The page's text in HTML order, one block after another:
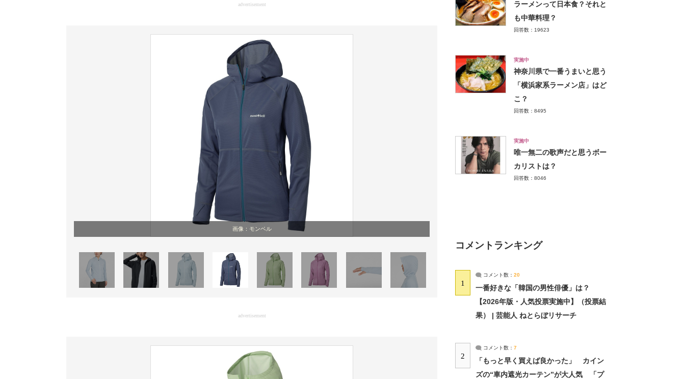
advertisement
画像：モンベル
advertisement
ラーメンって日本食？それと
も中華料理？
回答数：19623
実施中
神奈川県で一番うまいと思う
「横浜家系ラーメン店」はど
こ？
回答数：8495
実施中
唯一無二の歌声だと思うボー
カリストは？
回答数：8046
コメントランキング
1
コメント数： 20
一番好きな「韓国の男性俳優」は？
【2026年版・人気投票実施中】（投票結
果） | 芸能人 ねとらぼリサーチ
2
コメント数： 7
「もっと早く買えば良かった」 カイン
ズの“車内遮光カーテン”が大人気 「プ